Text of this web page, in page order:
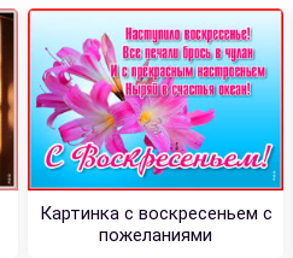
Картинка с воскресеньем с
пожеланиями